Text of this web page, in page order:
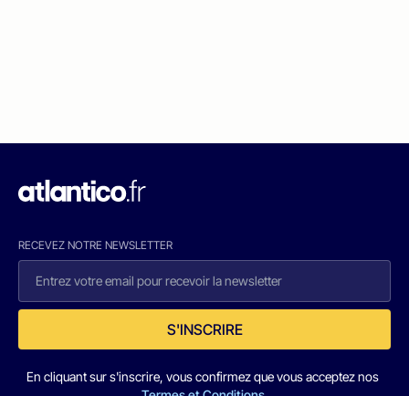
RECEVEZ NOTRE NEWSLETTER
S'INSCRIRE
En cliquant sur s'inscrire, vous confirmez que vous acceptez nos